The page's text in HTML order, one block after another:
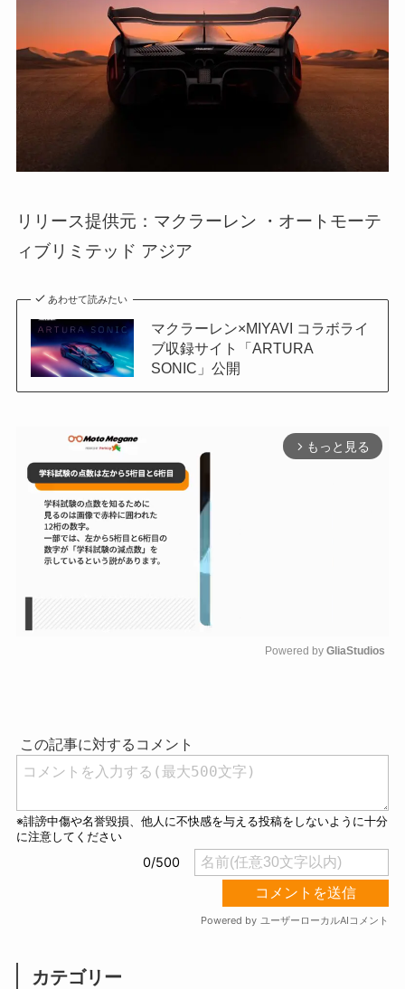
リリース提供元：マクラーレン ・オートモーテ
ィブリミテッド アジア
あわせて読みたい
マクラーレン×MIYAVI コラボライ
ブ収録サイト「ARTURA
SONIC」公開
arrow_forward_ios もっと見る
Powered by GliaStudios
カテゴリー